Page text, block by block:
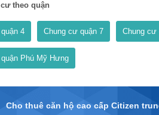
theo quận
4 Chung cư quận 7 Chung cư
Phú Mỹ Hưng
Cho thuê căn hộ cao cấp Citizen